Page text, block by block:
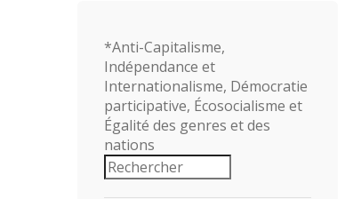
*Anti-Capitalisme,
Indépendance et
Internationalisme, Démocratie
participative, Écosocialisme et
Égalité des genres et des
nations